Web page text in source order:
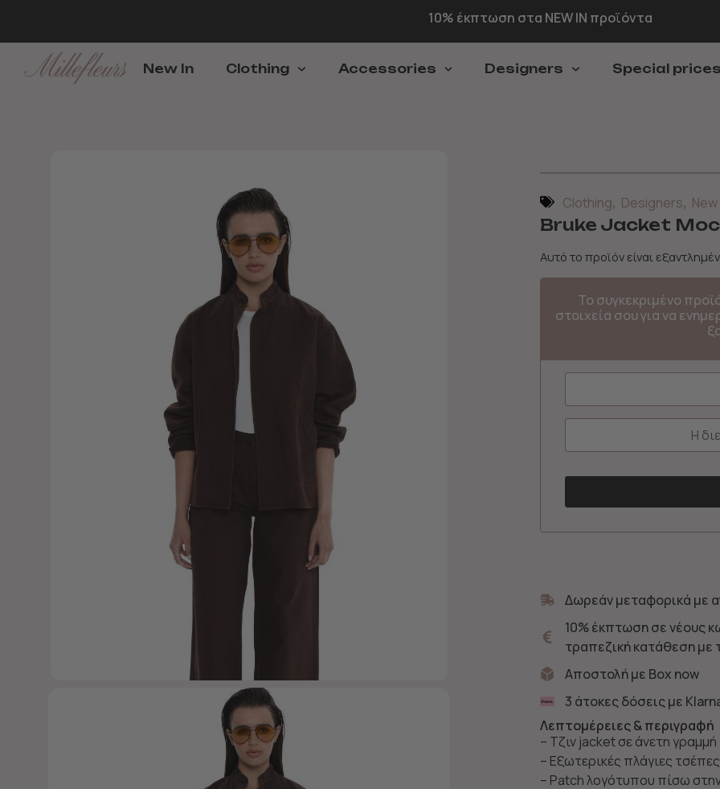
10% έκπτωση στα NEW IN προϊόντα
New In Clothing Accessories Designers Special
Clothing, Designers, New
Bruke Jacket
Αυτό το προϊόν είναι
Το συγκεκριμένο
στοιχεία σου για να
Δωρεάν μεταφορικά με
10% έκπτωση σε νέους
τραπεζική κατάθεση με
Αποστολή με Box now
3 άτοκες δόσεις με
Λεπτομέρειες & περιγραφή
– Tζιν jacket σε άνετη γραμμή
– Εξωτερικές πλάγιες τσέπες
– Patch λογότυπου πίσω